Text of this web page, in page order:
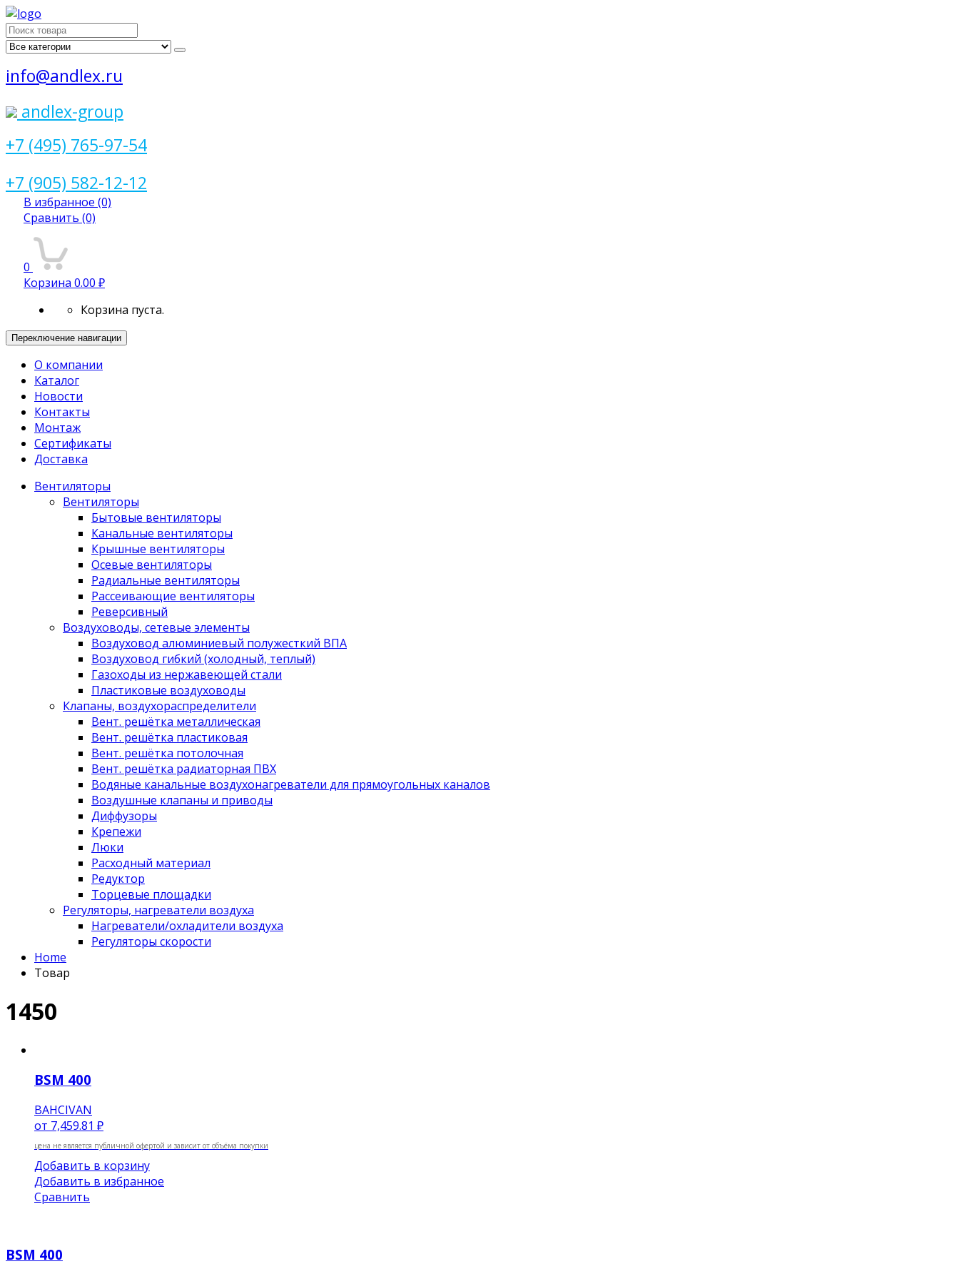
Поиск
для:
info@andlex.ru
andlex-group
+7 (495) 765-97-54
+7 (905) 582-12-12
В избранное (0)
Сравнить (0)
0
Корзина 0.00 ₽
Корзина пуста.
Переключение навигации
О компании
Каталог
Новости
Контакты
Монтаж
Сертификаты
Доставка
Вентиляторы
Вентиляторы
Бытовые вентиляторы
Канальные вентиляторы
Крышные вентиляторы
Осевые вентиляторы
Радиальные вентиляторы
Рассеивающие вентиляторы
Реверсивный
Воздуховоды, сетевые элементы
Воздуховод алюминиевый полужесткий ВПА
Воздуховод гибкий (холодный, теплый)
Газоходы из нержавеющей стали
Пластиковые воздуховоды
Клапаны, воздухораспределители
Вент. решётка металлическая
Вент. решётка пластиковая
Вент. решётка потолочная
Вент. решётка радиаторная ПВХ
Водяные канальные воздухонагреватели для прямоугольных каналов
Воздушные клапаны и приводы
Диффузоры
Крепежи
Люки
Расходный материал
Редуктор
Торцевые площадки
Регуляторы, нагреватели воздуха
Нагреватели/охладители воздуха
Регуляторы скорости
Home
Товар
1450
BSM 400
BAHCIVAN
от 7,459.81 ₽
цена не является публичной офертой и зависит от объёма покупки
Добавить в корзину
Добавить в избранное
Сравнить
BSM 400